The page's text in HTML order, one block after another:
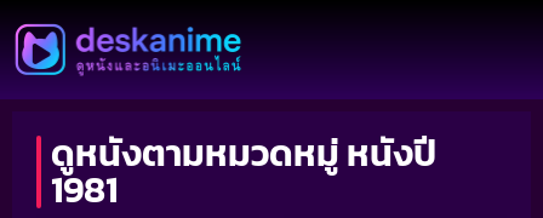
ดูหนังตามหมวดหมู่ หนังปี
1981